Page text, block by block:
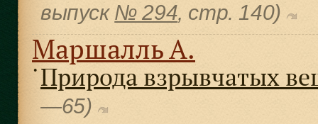
выпуск № 294, cтр. 140)
Маршалль А.
● Природа взрывчатых
—65)